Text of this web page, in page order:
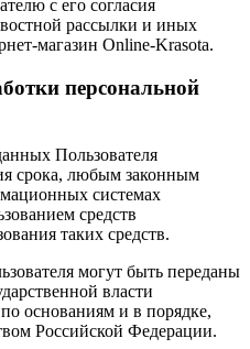
с его согласия
рассылки и иных
магазин Online-Krasota.
персональной
Пользователя
срока, любым законным
системах
средств
таких средств.
могут быть переданы
власти
основаниям и в порядке,
Российской Федерации.